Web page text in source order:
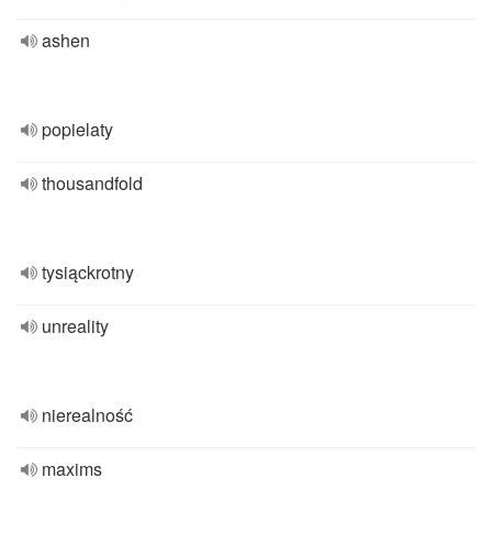
ashen
popielaty
thousandfold
tysiąckrotny
unreality
nierealność
maxims